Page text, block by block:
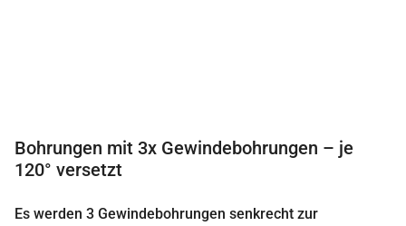
Bohrungen mit 3x Gewindebohrungen – je
120° versetzt
Es werden 3 Gewindebohrungen senkrecht zur